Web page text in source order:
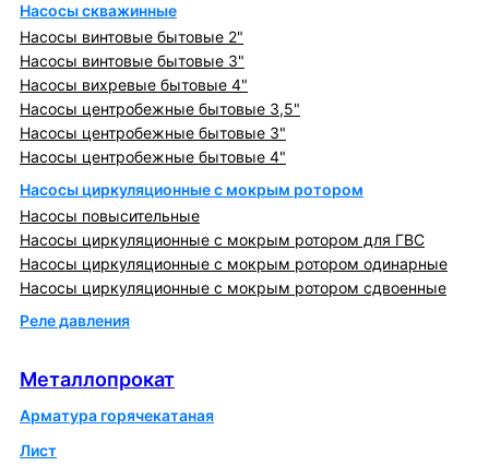
Насосы скважинные
Насосы винтовые бытовые 2"
Насосы винтовые бытовые 3"
Насосы вихревые бытовые 4"
Насосы центробежные бытовые 3,5"
Насосы центробежные бытовые 3"
Насосы центробежные бытовые 4"
Насосы циркуляционные с мокрым ротором
Насосы повысительные
Насосы циркуляционные с мокрым ротором для ГВС
Насосы циркуляционные с мокрым ротором одинарные
Насосы циркуляционные с мокрым ротором сдвоенные
Реле давления
Металлопрокат
Арматура горячекатаная
Лист